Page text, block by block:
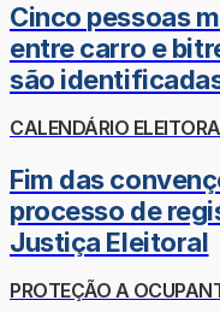
Cinco pessoas
entre carro e
são
CALENDÁRIO
Fim das
processo de
Justiça Eleitoral
PROTEÇÃO A